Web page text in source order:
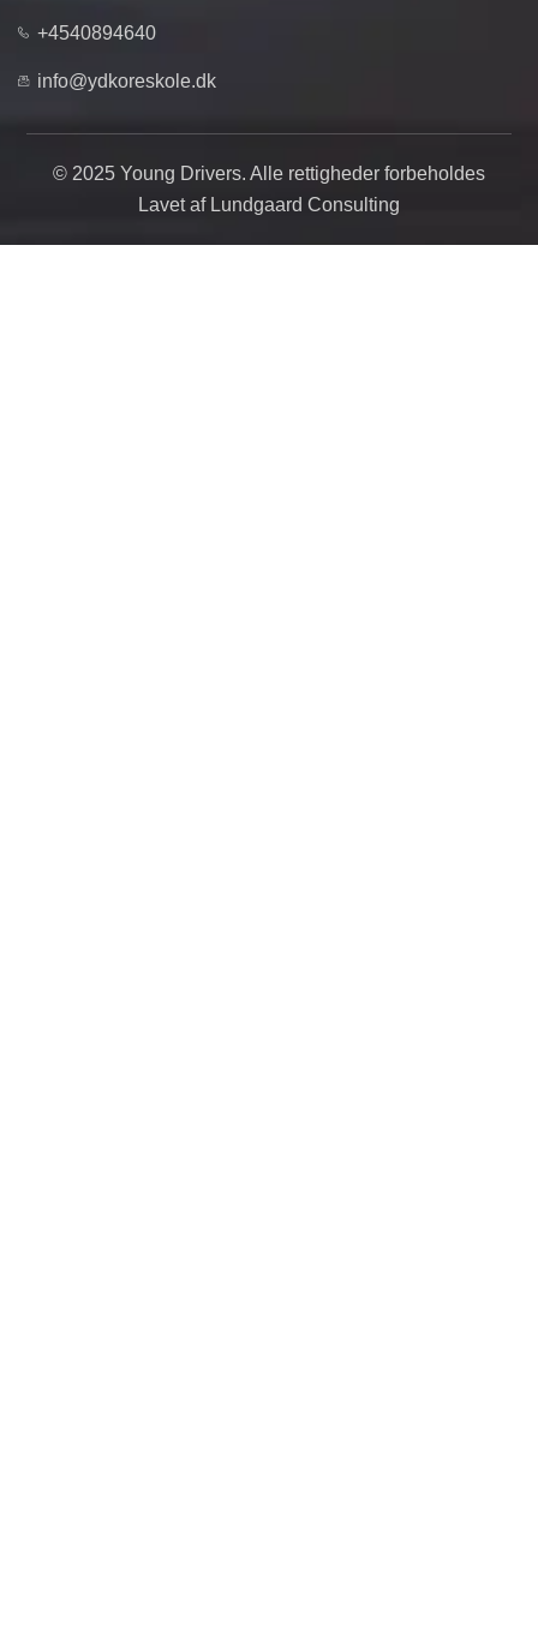
+4540894640
info@ydkoreskole.dk
© 2025 Young Drivers. Alle rettigheder forbeholdes
Lavet af Lundgaard Consulting